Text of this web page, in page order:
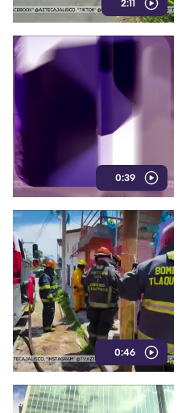
2:11
0:39
0:46